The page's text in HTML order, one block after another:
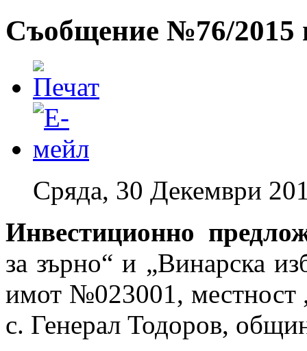
Съобщение №76/2015
Сряда, 30 Декември
Инвестиционно
за зърно“ и „Винарска
имот №023001, местност
с. Генерал Тодоров,